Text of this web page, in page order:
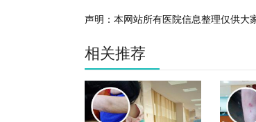
声明：本网站所有医院信息整理仅供大
相关推荐